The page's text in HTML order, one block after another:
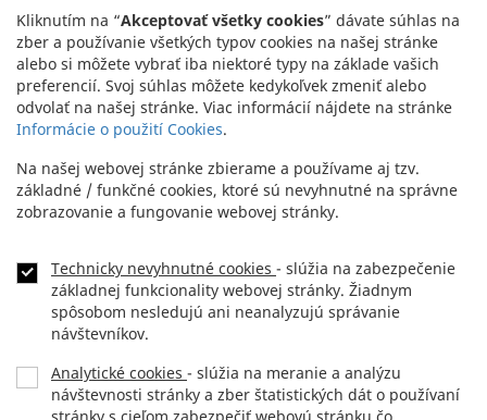
Headquarters: +421 2 5941 8200
Showroom: +421 2 5941 8855
Footer
menu
NEWSLETTER
KONTAKT
DLHOPISY
Kliknutím na “Akceptovať všetky cookies” dávate súhlas na
zber a používanie všetkých typov cookies na našej stránke
alebo si môžete vybrať iba niektoré typy na základe vašich
preferencií. Svoj súhlas môžete kedykoľvek zmeniť alebo
odvolať na našej stránke. Viac informácií nájdete na stránke
Informácie o použití Cookies.
Na našej webovej stránke zbierame a používame aj tzv.
základné / funkčné cookies, ktoré sú nevyhnutné na správne
zobrazovanie a fungovanie webovej stránky.
Technicky nevyhnutné cookies - slúžia na zabezpečenie
základnej funkcionality webovej stránky. Žiadnym
spôsobom nesledujú ani neanalyzujú správanie
návštevníkov.
Analytické cookies - slúžia na meranie a analýzu
návštevnosti stránky a zber štatistických dát o používaní